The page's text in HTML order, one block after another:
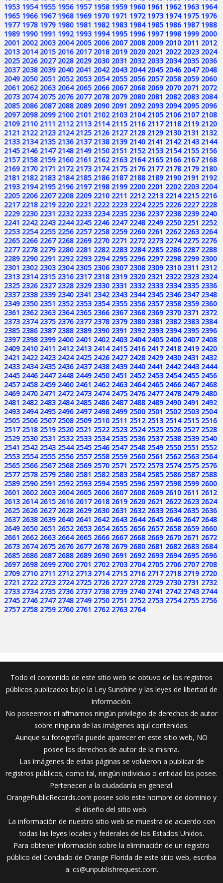
1953 1954 1955 1956 1957 1958 1959 1960 1961 1962 1963 1964
1965 1966 1967 1968 1969 1970 1971 1972 1973 1974 1975 1976
1977 1978 1979 1980 1981 1982 1983 1984 1985 1986 1987 1988
1989 1990 1991 1992 1993 1994 1995 1996 1997 1998 1999 2000
2001 2002 2003 2004 2005 2006 2007 2008 2009 2010 2011 2012
2013 2014 2015 2016 2017 2018 2019 2020 2021 2022 2023 2024
2025 2026 2027 2028 2029 2030 2031 2032 2033 2034 2035 2036
2037 2038 2039 2040 2041 2042 2043 2044 2045 2046 2047 2048
2049 2050 2051 2052 2053 2054 2055 2056 2057 2058 2059 2060
2061 2062 2063 2064 2065 2066 2067 2068 2069 2070 2071 2072
2073 2074 2075 2076 2077 2078 2079 2080 2081 2082 2083 2084
2085 2086 2087 2088 2089 2090 2091 2092 2093 2094 2095 2096
2097 2098 2099 2100 2101 2102 2103 2104 2105 2106 2107 2108
2109 2110 2111 2112 2113 2114 2115 2116 2117 2118 2119 2120
2121 2122 2123 2124 2125 2126 2127 2128 2129 2130 2131 2132
2133 2134 2135 2136 2137 2138 2139 2140 2141 2142 2143 2144
2145 2146 2147 2148 2149 2150 2151 2152 2153 2154 2155 2156
2157 2158 2159 2160 2161 2162 2163 2164 2165 2166 2167 2168
2169 2170 2171 2172 2173 2174 2175 2176 2177 2178 2179 2180
2181 2182 2183 2184 2185 2186 2187 2188 2189 2190 2191 2192
2193 2194 2195 2196 2197 2198 2199 2200 2201 2202 2203 2204
2205 2206 2207 2208 2209 2210 2211 2212 2213 2214 2215 2216
2217 2218 2219 2220 2221 2222 2223 2224 2225 2226 2227 2228
2229 2230 2231 2232 2233 2234 2235 2236 2237 2238 2239 2240
2241 2242 2243 2244 2245 2246 2247 2248 2249 2250 2251 2252
2253 2254 2255 2256 2257 2258 2259 2260 2261 2262 2263 2264
2265 2266 2267 2268 2269 2270 2271 2272 2273 2274 2275 2276
2277 2278 2279 2280 2281 2282 2283 2284 2285 2286 2287 2288
2289 2290 2291 2292 2293 2294 2295 2296 2297 2298 2299 2300
2301 2302 2303 2304 2305 2306 2307 2308 2309 2310 2311 2312
2313 2314 2315 2316 2317 2318 2319 2320 2321 2322 2323 2324
2325 2326 2327 2328 2329 2330 2331 2332 2333 2334 2335 2336
2337 2338 2339 2340 2341 2342 2343 2344 2345 2346 2347 2348
2349 2350 2351 2352 2353 2354 2355 2356 2357 2358 2359 2360
2361 2362 2363 2364 2365 2366 2367 2368 2369 2370 2371 2372
2373 2374 2375 2376 2377 2378 2379 2380 2381 2382 2383 2384
2385 2386 2387 2388 2389 2390 2391 2392 2393 2394 2395 2396
2397 2398 2399 2400 2401 2402 2403 2404 2405 2406 2407 2408
2409 2410 2411 2412 2413 2414 2415 2416 2417 2418 2419 2420
2421 2422 2423 2424 2425 2426 2427 2428 2429 2430 2431 2432
2433 2434 2435 2436 2437 2438 2439 2440 2441 2442 2443 2444
2445 2446 2447 2448 2449 2450 2451 2452 2453 2454 2455 2456
2457 2458 2459 2460 2461 2462 2463 2464 2465 2466 2467 2468
2469 2470 2471 2472 2473 2474 2475 2476 2477 2478 2479 2480
2481 2482 2483 2484 2485 2486 2487 2488 2489 2490 2491 2492
2493 2494 2495 2496 2497 2498 2499 2500 2501 2502 2503 2504
2505 2506 2507 2508 2509 2510 2511 2512 2513 2514 2515 2516
2517 2518 2519 2520 2521 2522 2523 2524 2525 2526 2527 2528
2529 2530 2531 2532 2533 2534 2535 2536 2537 2538 2539 2540
2541 2542 2543 2544 2545 2546 2547 2548 2549 2550 2551 2552
2553 2554 2555 2556 2557 2558 2559 2560 2561 2562 2563 2564
2565 2566 2567 2568 2569 2570 2571 2572 2573 2574 2575 2576
2577 2578 2579 2580 2581 2582 2583 2584 2585 2586 2587 2588
2589 2590 2591 2592 2593 2594 2595 2596 2597 2598 2599 2600
2601 2602 2603 2604 2605 2606 2607 2608 2609 2610 2611 2612
2613 2614 2615 2616 2617 2618 2619 2620 2621 2622 2623 2624
2625 2626 2627 2628 2629 2630 2631 2632 2633 2634 2635 2636
2637 2638 2639 2640 2641 2642 2643 2644 2645 2646 2647 2648
2649 2650 2651 2652 2653 2654 2655 2656 2657 2658 2659 2660
2661 2662 2663 2664 2665 2666 2667 2668 2669 2670 2671 2672
2673 2674 2675 2676 2677 2678 2679 2680 2681 2682 2683 2684
2685 2686 2687 2688 2689 2690 2691 2692 2693 2694 2695 2696
2697 2698 2699 2700 2701 2702 2703 2704 2705 2706 2707 2708
2709 2710 2711 2712 2713 2714 2715 2716 2717 2718 2719 2720
2721 2722 2723 2724 2725 2726 2727 2728 2729 2730 2731 2732
2733 2734 2735 2736 2737 2738 2739 2740 2741 2742 2743 2744
2745 2746 2747 2748 2749 2750 2751 2752 2753 2754 2755 2756
2757 2758 2759 2760 2761 2762 2763 2764
Todo el contenido de este sitio web se obtuvo de los registros
públicos publicados bajo la Ley Sunshine y las leyes de libertad de
información.
No poseemos ni afirmamos ningún privilegio de derechos de autor
sobre ninguna de las imágenes aquí contenidas.
Aunque su fotografía puede aparecer en este sitio web, NO
posee los derechos de autor de la misma.
Las imágenes de estas páginas se volvieron a publicar de
registros públicos; como tal, ningún individuo o entidad los posee.
Pertenecen a la ciudadanía en general.
OrangePublicRecords.com posee solo este nombre de dominio y
el diseño del sitio web.
La información de nuestro sitio web se muestra de acuerdo con
todas las leyes locales y federales de los Estados Unidos.
Para obtener información sobre la eliminación de un registro
público del Condado de Orange Florida de este sitio web, escriba
a: cs@unpublishrequest.com.